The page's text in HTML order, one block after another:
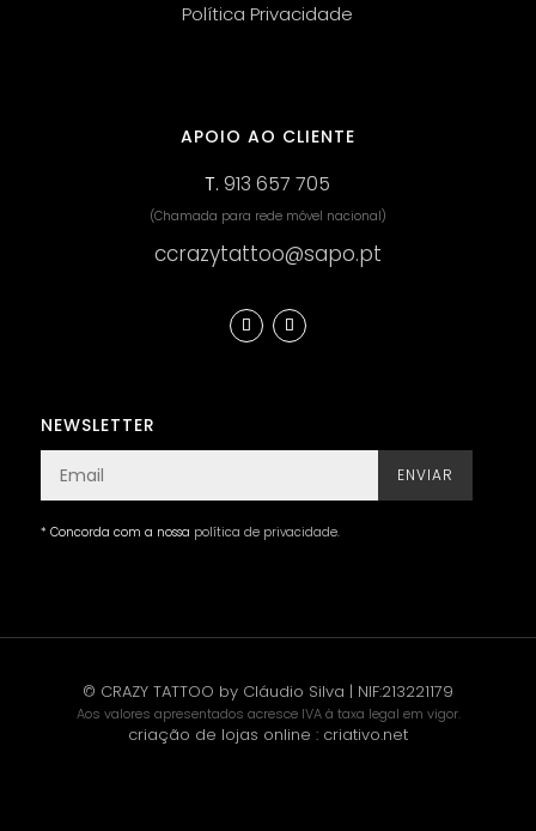
Política Privacidade
APOIO AO CLIENTE
T.913 657 705
(Chamada para rede móvel nacional)
ccrazytattoo@sapo.pt
NEWSLETTER
ENVIAR
* Concorda com a nossa política de privacidade.
© CRAZY TATTOO by Cláudio Silva | NIF:213221179
Aos valores apresentados acresce IVA à taxa legal em vigor.
criação de lojas online : criativo.net